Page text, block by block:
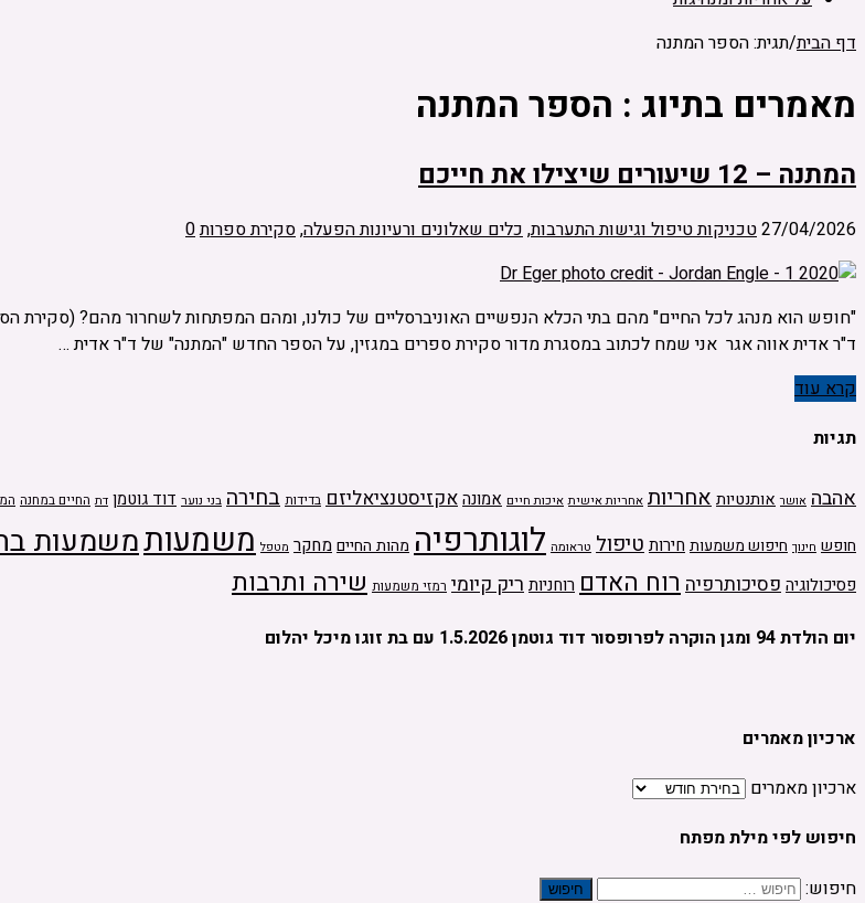
דף הבית/תגית: הספר המתנה
מאמרים בתיוג : הספר המתנה
המתנה – 12 שיעורים שיצילו את חייכם
27/04/2026טכניקות טיפול וגישות התערבות, כלים שאלונים ורעיונות הפעלה,סקירת ספרות0
ד"ר אדית אווה אגר אני שמח לכתוב במסגרת מדור סקירת ספרים במגזין, על הספר החדש "המתנה" של ד"ר אדית …
קרא עוד
תגיות
אהבה אושר אותנטיותאחריות אחריות אישית איכות חיים אמונהאקזיסטנציאליזם בדידות בחירה בני נוער דוד גוטמן דת החיים במחנה
חופש חינוך חיפוש משמעות חירותטיפול טראומה לוגותרפיה מהות החייםמחקר מטפל משמעותמשמעות
פסיכולוגיהפסיכותרפיה רוח האדם רוחניותריק קיומי רמזי משמעות שירה ותרבות
יום הולדת 94 ומגן הוקרה לפרופסור דוד גוטמן 1.5.2026 עם בת זוגו מיכל יהלום
ארכיון מאמרים
ארכיון מאמרים
חיפוש לפי מילת מפתח
חיפוש: